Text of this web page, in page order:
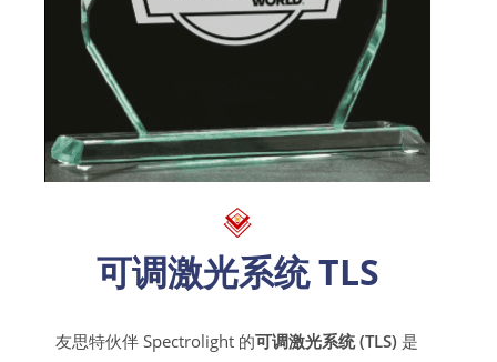
可调激光系统 TLS
友思特伙伴 Spectrolight 的可调激光系统 (TLS) 是